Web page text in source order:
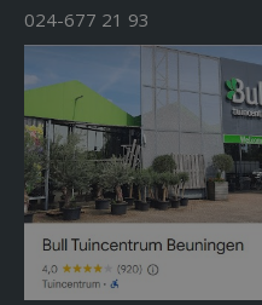
024-677 21 93